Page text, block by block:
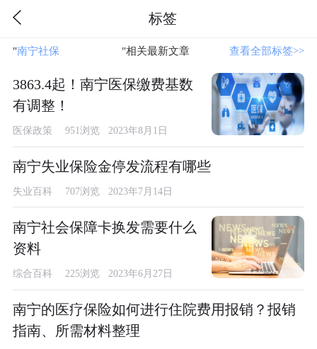
标签
"南宁社保 "相关最新文章 查看全部标签>>
3863.4起！南宁医保缴费基数
有调整！
医保政策 951浏览 2023年8月1日
南宁失业保险金停发流程有哪些
失业百科 707浏览 2023年7月14日
南宁社会保障卡换发需要什么
资料
综合百科 225浏览 2023年6月27日
南宁的医疗保险如何进行住院费用报销？报销
指南、所需材料整理